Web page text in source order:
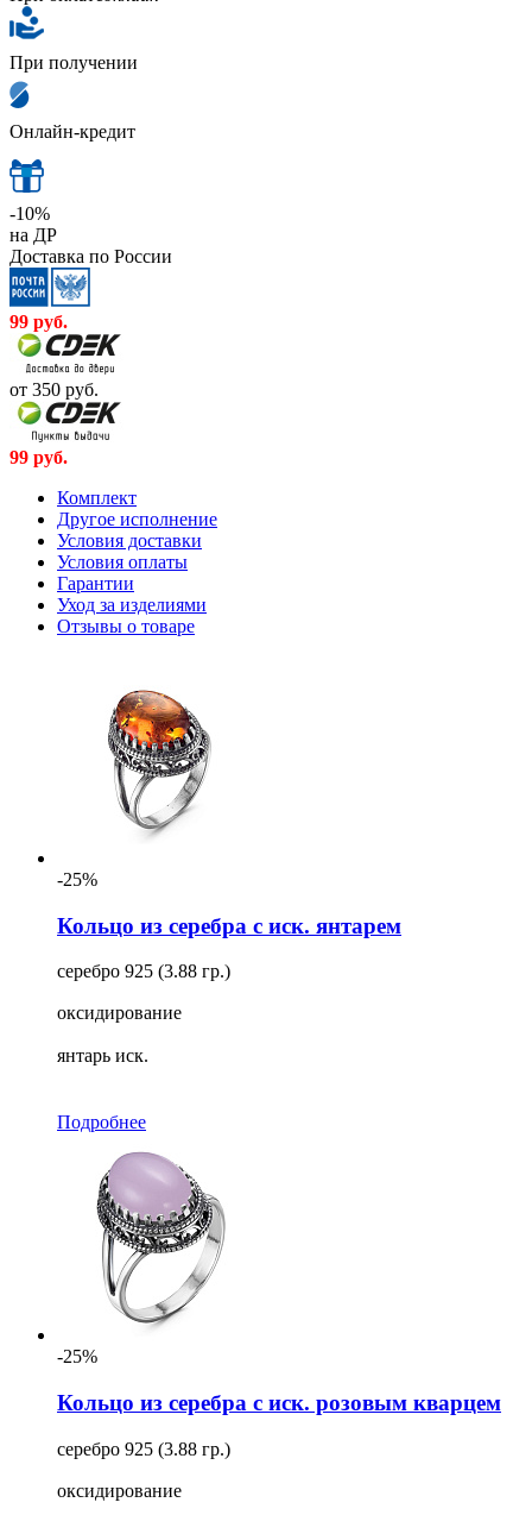
При получении
Онлайн-кредит
-10%
на ДР
Доставка по России
99 руб.
от 350 руб.
99 руб.
Комплект
Другое исполнение
Условия доставки
Условия оплаты
Гарантии
Уход за изделиями
Отзывы о товаре
-25%
Кольцо из серебра с иск. янтарем
серебро 925 (3.88 гр.)
оксидирование
янтарь иск.
Подробнее
-25%
Кольцо из серебра с иск. розовым кварцем
серебро 925 (3.88 гр.)
оксидирование